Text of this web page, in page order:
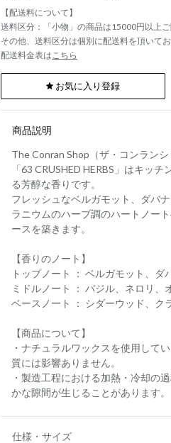
【配送料について】
送料区分：「小物」の商品は15000円以上
その他、送料区分は個別に配送料を頂いてお
配送料金表はこちら
お気に入り登録
商品説明
The Conran Shop（ザ・コンラン
「63 CRUSHED HERBS」はキッ
る芳醇な香りです。
フレッシュなベルガモット、ダバ
ラニウムのハーブ調のハートノー
ースを築きます。
【香りのノート】
トップノート ： ベルガモット、ダ
ミドルノート ： バジル、ネロリ、
ベースノート ： シダーウッド、ク
【商品について】
・ナチュラルワックスを使用して
質には影響ありません。
・製造工程における加熱・冷却の
かな隙間が生じることがあります。
仕様・サイズ